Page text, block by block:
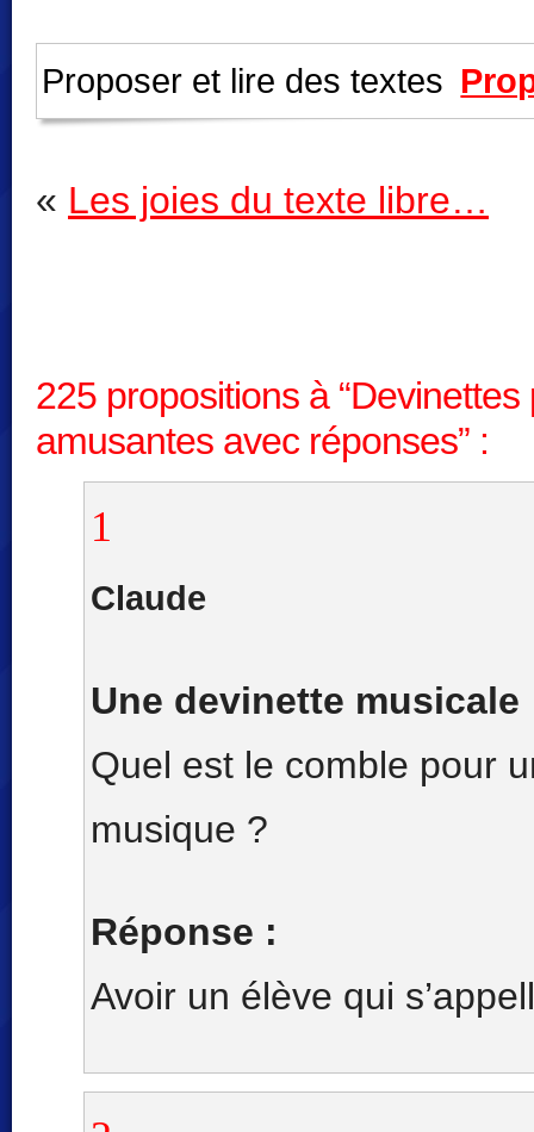
Proposer et lire des textes
« Les joies du texte libre…
225 propositions à
amusantes avec réponses” :
1
Claude
Une devinette musicale
Quel est le comble pour
musique ?
Réponse :
Avoir un élève qui